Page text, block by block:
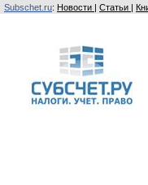
Subschet.ru: Новости | Статьи |